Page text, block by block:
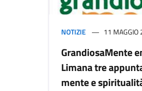
NOTIZIE 11 MAGGIO
GrandiosaMente
Limana tre
mente e